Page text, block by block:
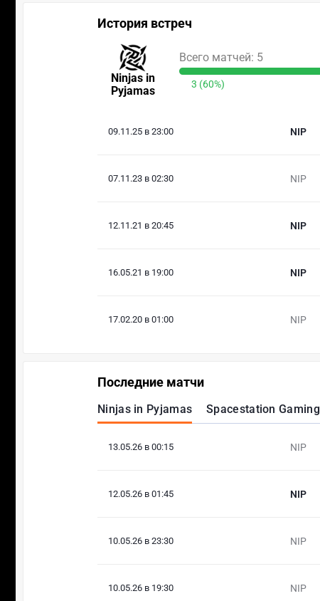
История встреч
Ninjas in
Pyjamas
Всего матчей: 5
3 (60%)
09.11.25 в 23:00 NIP
07.11.23 в 02:30 NIP
12.11.21 в 20:45 NIP
16.05.21 в 19:00 NIP
17.02.20 в 01:00 NIP
Последние матчи
Ninjas in Pyjamas Spacestation Gaming
13.05.26 в 00:15 NIP
12.05.26 в 01:45 NIP
10.05.26 в 23:30 NIP
10.05.26 в 19:30 NIP